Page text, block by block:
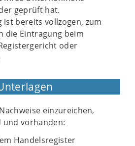
geprüft hat.
ist bereits vollzogen, zum
die Eintragung beim
oder
einzureichen,
vorhanden:
Handelsregister